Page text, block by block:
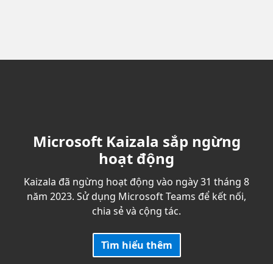
Microsoft Kaizala sắp ngừng
hoạt động
Kaizala đã ngừng hoạt động vào ngày 31 tháng 8
năm 2023. Sử dụng Microsoft Teams để kết nối,
chia sẻ và cộng tác.
Tìm hiểu thêm